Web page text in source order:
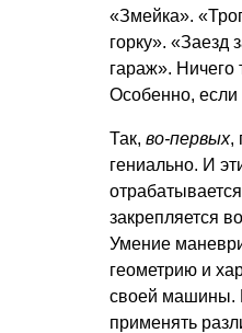
«Змейка».
горку». «Заезд
гараж». Ничего
Особенно, если
Так, во-первых,
гениально. И
закрепляется
Умение
геометрию и
своей машины.
применять